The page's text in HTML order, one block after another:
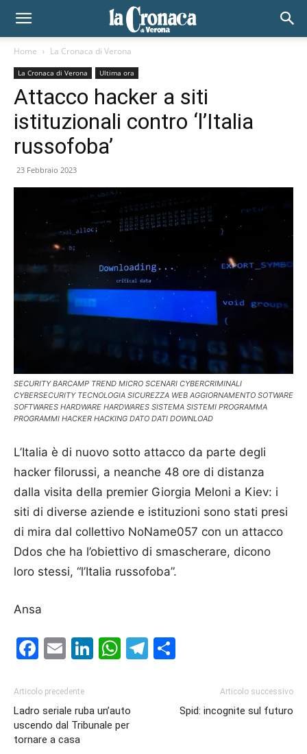
Home La Cronaca di Verona
La Cronaca di Verona Ultima ora
Attacco hacker a siti
istituzionali contro ‘l’Italia
russofoba’
23 Febbraio 2023
SECURITY BARCAMP TREND MICRO SCENARI CYBERCRIMINALI
CYBERSECURITY TECNOLOGIA SICUREZZA WEB AGGIORNAMENTO SOTWARE
SOFTWARES HARDWARE HARDWARES SISTEMA SISTEMI PROGRAMMA
PROGRAMMI HACKER HACKING DATO DATI DOWNLOAD
L’Italia è di nuovo sotto attacco da parte degli
hacker filorussi, a neanche 48 ore di distanza
dalla visita della premier Giorgia Meloni a Kiev: i
siti di diverse aziende e istituzioni sono stati presi
di mira dal collettivo NoName057 con un attacco
Ddos che ha l’obiettivo di smascherare, dicono
loro stessi, “l’Italia russofoba”.
Ansa
Facebook
EmailLinkedIn
WhatsApp
Telegram
Articolo precedente
Ladro seriale ruba un’auto
uscendo dal Tribunale per
tornare a casa
Articolo successivo
Spid: incognite sul futuro